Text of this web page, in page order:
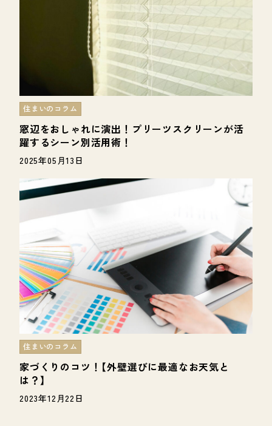
窓辺をおしゃれに演出！プリーツスクリーンが活
躍するシーン別活用術！
住まいのコラム
2025年05月13日
家づくりのコツ！【外壁選びに最適なお天気と
は？】
住まいのコラム
2023年12月22日